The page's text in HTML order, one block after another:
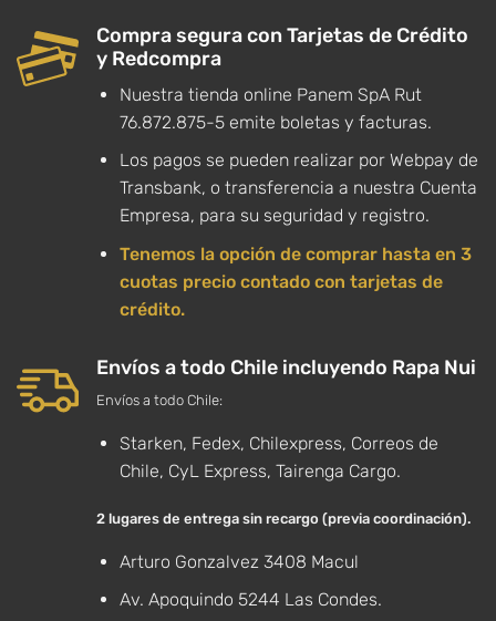
Compra segura con Tarjetas de Crédito
y Redcompra
Nuestra tienda online Panem SpA Rut
76.872.875-5 emite boletas y facturas.
Los pagos se pueden realizar por Webpay de
Transbank, o transferencia a nuestra Cuenta
Empresa, para su seguridad y registro.
Tenemos la opción de comprar hasta en 3
cuotas precio contado con tarjetas de
crédito.
Envíos a todo Chile incluyendo Rapa Nui
Envíos a todo Chile:
Starken, Fedex, Chilexpress, Correos de
Chile, CyL Express, Tairenga Cargo.
2 lugares de entrega sin recargo (previa coordinación).
Arturo Gonzalvez 3408 Macul
Av. Apoquindo 5244 Las Condes.